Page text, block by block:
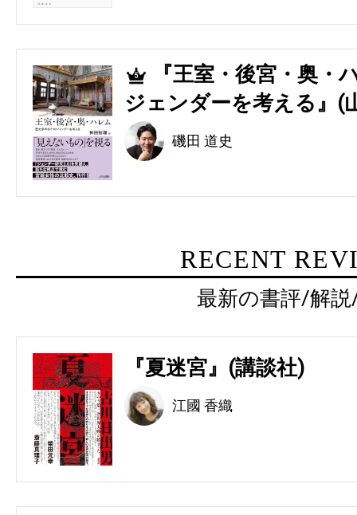
5
『王室・後宮・奥・
ジェンダーを考える』(
磯田 道史
RECENT
最新の書評/解
『夏迷宮』(講談社)
江國 香織